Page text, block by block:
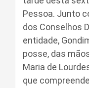
Pessoa. Junto
dos Conselhos
entidade,
posse, das
Maria de
que